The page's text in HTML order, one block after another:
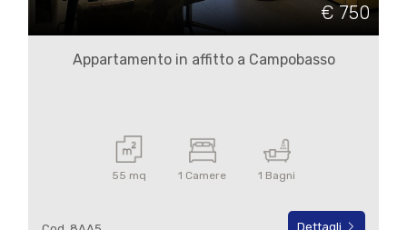
€ 750
Appartamento in affitto a Campobasso
55 mq 1 Camere 1 Bagni
Dettagli